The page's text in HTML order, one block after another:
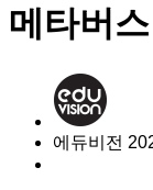
메타버
에듀비전